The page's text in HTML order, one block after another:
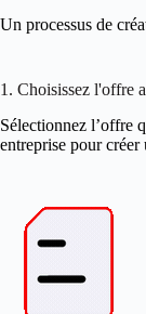
Un processus de
1. Choisissez l'offre
Sélectionnez l’offre
entreprise pour créer